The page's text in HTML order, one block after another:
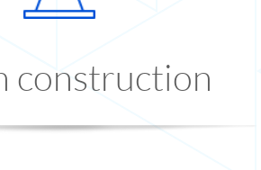
construction